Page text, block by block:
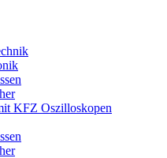
KFZ Oszilloskopen